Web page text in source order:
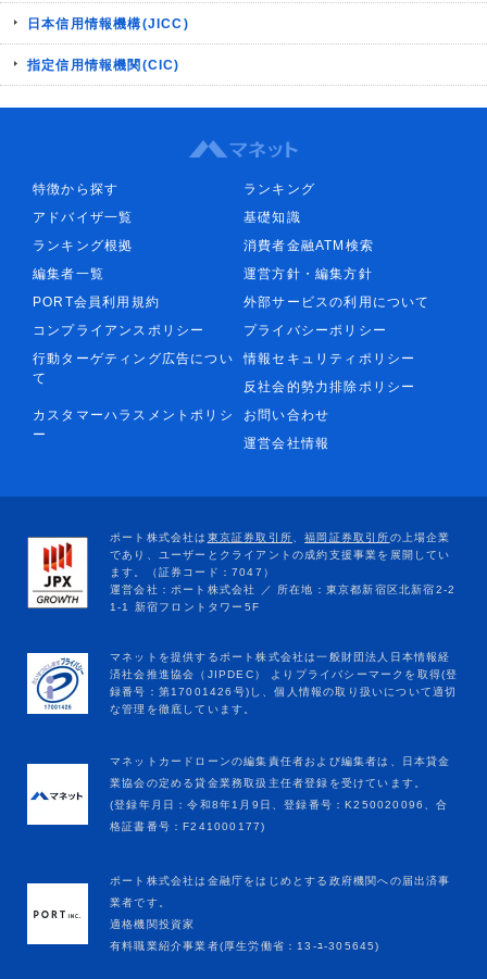
日本信用情報機構(JICC)
指定信用情報機関(CIC)
特徴から探す
ランキング
アドバイザ一覧
基礎知識
ランキング根拠
消費者金融ATM検索
編集者一覧
運営方針・編集方針
PORT会員利用規約
外部サービスの利用について
コンプライアンスポリシー
プライバシーポリシー
行動ターゲティング広告につい
て
情報セキュリティポリシー
反社会的勢力排除ポリシー
カスタマーハラスメントポリシ
ー
お問い合わせ
運営会社情報
マネットカードローンの編集責任者および編集者は、日本貸金
業協会の定める貸金業務取扱主任者登録を受けています。
(登録年月日：令和8年1月9日、登録番号：K250020096、合
格証書番号：F241000177)
ポート株式会社は金融庁をはじめとする政府機関への届出済事
業者です。
適格機関投資家
有料職業紹介事業者(厚生労働省：13-ﾕ-305645)